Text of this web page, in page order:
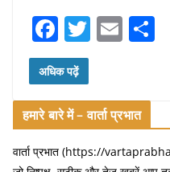
F
a
c
e
b
o
T
er
E
l
अधिक पढ़ें
हमारे बारे में – वार्ता प्रभात
वार्ता प्रभात (https://